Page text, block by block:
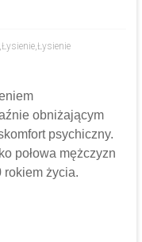
Łysienie,Łysienie
obniżającym
psychiczny.
połowa mężczyzn
rokiem życia.